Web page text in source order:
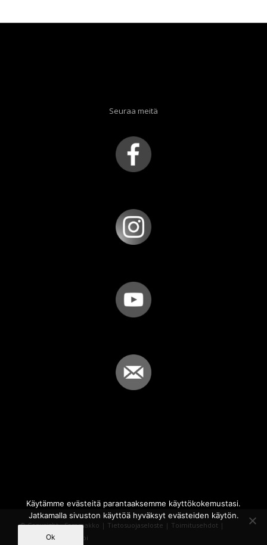
Seuraa meitä
© Copyright - Sammakko | Tietosuojaseloste | Toimitusehdot |
Powered by
iQWebbi
Käytämme evästeitä parantaaksemme käyttökokemustasi.
Jatkamalla sivuston käyttöä hyväksyt evästeiden käytön.
Ok